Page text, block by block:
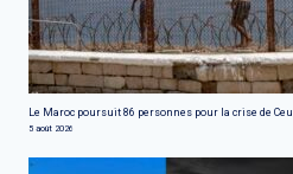
Le Maroc poursuit 86 personnes pour la crise de
5 août 2026